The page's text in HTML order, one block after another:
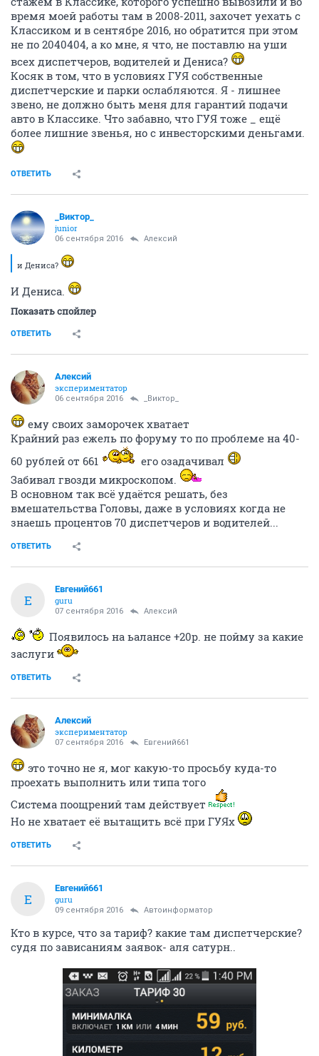
время моей работы там в 2008-2011, захочет уехать с
Классиком и в сентябре 2016, но обратится при этом
не по 2040404, а ко мне, я что, не поставлю на уши
всех диспетчеров, водителей и Дениса?
Косяк в том, что в условиях ГУЯ собственные
диспетчерские и парки ослабляются. Я - лишнее
звено, не должно быть меня для гарантий подачи
авто в Классике. Что забавно, что ГУЯ тоже _ ещё
более лишние звенья, но с инвесторскими деньгами.
ОТВЕТИТЬ
_Виктор_
juniоr
06 сентября 2016 Алексий
и Дениса?
И Дениса.
Показать спойлер
ОТВЕТИТЬ
Алексий
экспериментатор
06 сентября 2016 _Виктор_
ему своих заморочек хватает
Крайний раз ежель по форуму то по проблеме на 40-
60 рублей от 661
его озадачивал
Забивал гвозди микроскопом.
В основном так всё удаётся решать, без
вмешательства Головы, даже в условиях когда не
знаешь процентов 70 диспетчеров и водителей...
ОТВЕТИТЬ
Е
Евгений661
guru
07 сентября 2016 Алексий
Появилось на ьалансе +20р. не пойму за какие
заслуги
ОТВЕТИТЬ
Алексий
экспериментатор
07 сентября 2016 Евгений661
это точно не я, мог какую-то просьбу куда-то
проехать выполнить или типа того
Система поощрений там действует
Но не хватает её вытащить всё при ГУЯх
ОТВЕТИТЬ
Е
Евгений661
guru
09 сентября 2016 Автоинформатор
Кто в курсе, что за тариф? какие там диспетчерские?
судя по зависаниям заявок- аля сатурн..